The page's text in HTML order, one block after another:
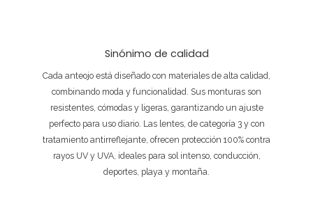
Sinónimo de calidad
Cada anteojo está diseñado con materiales de alta calidad,
combinando moda y funcionalidad. Sus monturas son
resistentes, cómodas y ligeras, garantizando un ajuste
perfecto para uso diario. Las lentes, de categoría 3 y con
tratamiento antirreflejante, ofrecen protección 100% contra
rayos UV y UVA, ideales para sol intenso, conducción,
deportes, playa y montaña.